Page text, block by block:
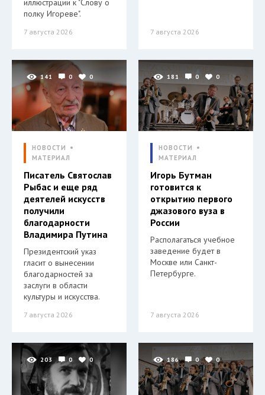
иллюстрации к "Слову о
полку Игореве".
7 августа 2026 7 августа 2026
141 0 0
НОВОСТИ
МАТЕРИАЛ
Писатель Святослав
Рыбас и еще ряд
деятелей искусств
получили
благодарности
Владимира Путина
Президентский указ
гласит о вынесении
благодарностей за
заслуги в области
культуры и искусства.
7 августа 2026
181 0 0
НОВОСТИ
МАТЕРИАЛ
Игорь Бутман
готовится к
открытию первого
джазового вуза в
России
Располагаться учебное
заведение будет в
Москве или Санкт-
Петербурге.
7 августа 2026
203 0 0 186 0 0